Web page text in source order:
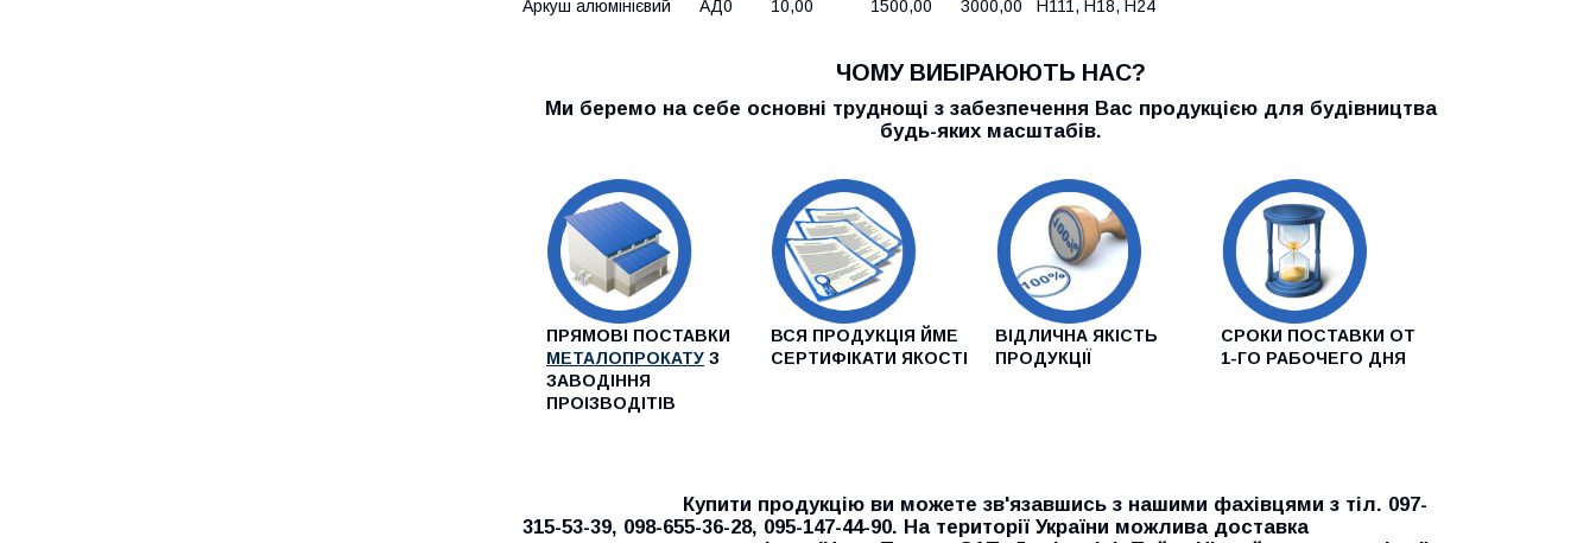
Аркуш алюмінієвий АД0 10,00 1500,00 3000,00 Н111, Н18, Н24
ЧОМУ ВИБІРАЮЮТЬ НАС?
Ми беремо на себе основні труднощі з забезпечення Вас продукцією для будівництва
будь-яких масштабів.
ПРЯМОВІ ПОСТАВКИ
МЕТАЛОПРОКАТУ З
ЗАВОДІННЯ
ПРОІЗВОДІТІВ
ВСЯ ПРОДУКЦІЯ ЙМЕ
СЕРТИФІКАТИ ЯКОСТІ
ВІДЛИЧНА ЯКІСТЬ
ПРОДУКЦІЇ
СРОКИ ПОСТАВКИ ОТ
1-ГО РАБОЧЕГО ДНЯ
Купити продукцію ви можете зв'язавшись з нашими фахівцями з тіл. 097-
315-53-39, 098-655-36-28, 095-147-44-90. На території України можлива доставка